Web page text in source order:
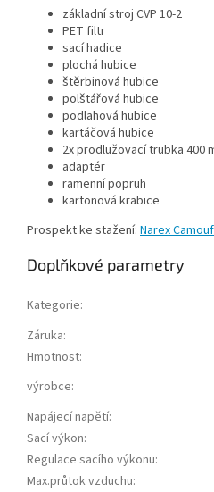
základní stroj CVP 10-2
PET filtr
sací hadice
plochá hubice
štěrbinová hubice
polštářová hubice
podlahová hubice
kartáčová hubice
2x prodlužovací trubka 400
adaptér
ramenní popruh
kartonová krabice
Prospekt ke stažení: Narex
Doplňkové parametry
Kategorie:
Záruka:
Hmotnost:
výrobce:
Napájecí napětí:
Sací výkon:
Regulace sacího výkonu:
Max.průtok vzduchu: